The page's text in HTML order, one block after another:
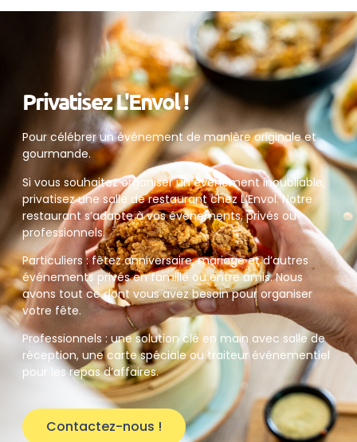
Privatisez L'Envol !
Pour célébrer un événement de manière originale et
gourmande.
Si vous souhaitez organiser un événement inoubliable,
privatisez une salle de restaurant chez L’Envol. Notre
restaurant s’adapte à vos événements, privés ou
professionnels.
Particuliers : fêtez anniversaire, mariage et d’autres
événements privés en famille ou entre amis. Nous
avons tout ce dont vous avez besoin pour organiser
votre fête.
Professionnels : une solution clé en main avec salle de
réception, une carte spéciale ou traiteur événementiel
pour les repas d’affaires.
Contactez-nous !